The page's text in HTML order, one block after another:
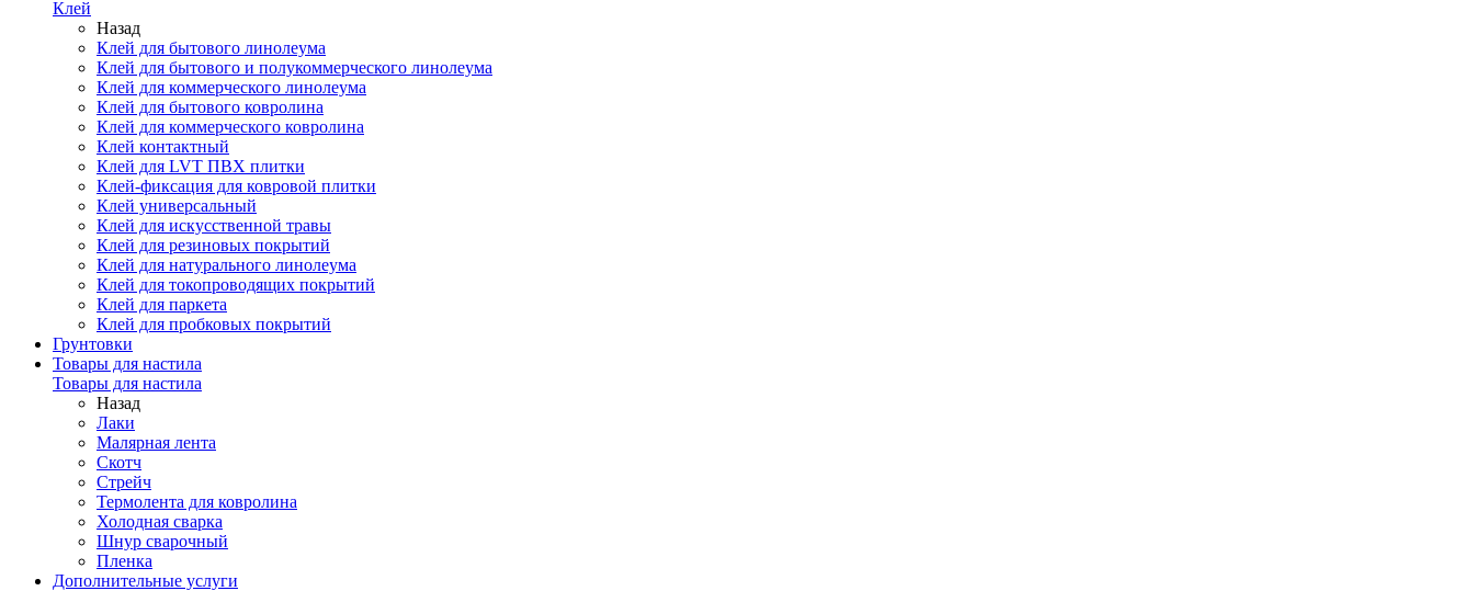
Клей
Назад
Клей для бытового линолеума
Клей для бытового и полукоммерческого линолеума
Клей для коммерческого линолеума
Клей для бытового ковролина
Клей для коммерческого ковролина
Клей контактный
Клей для LVT ПВХ плитки
Клей-фиксация для ковровой плитки
Клей универсальный
Клей для искусственной травы
Клей для резиновых покрытий
Клей для натурального линолеума
Клей для токопроводящих покрытий
Клей для паркета
Клей для пробковых покрытий
Грунтовки
Товары для настила
Товары для настила
Назад
Лаки
Малярная лента
Скотч
Стрейч
Термолента для ковролина
Холодная сварка
Шнур сварочный
Пленка
Дополнительные услуги